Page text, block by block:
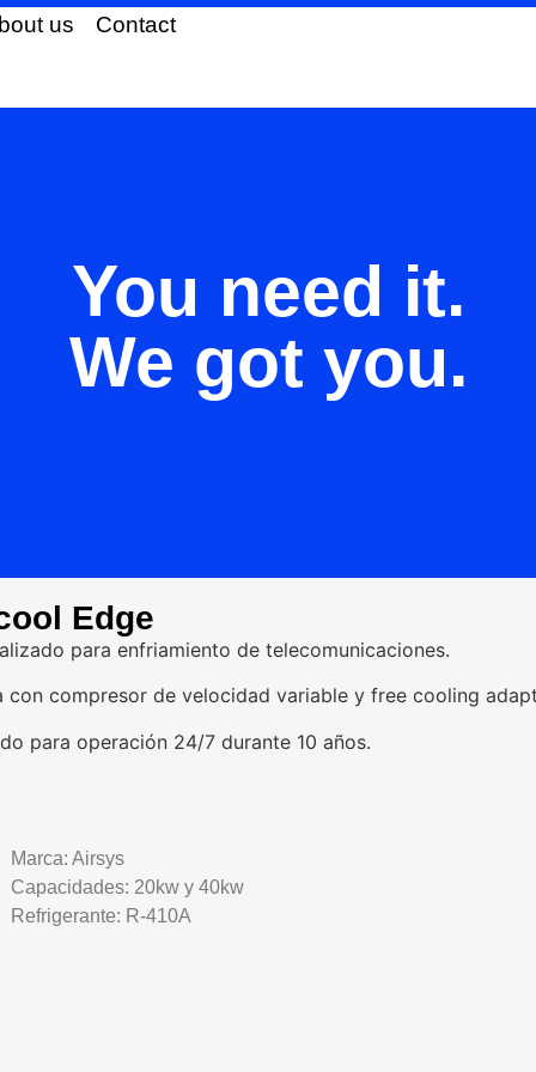
us Contact
You need it.
We got you.
Edge
para enfriamiento de telecomunicaciones.
con compresor de velocidad variable y free cooling
para operación 24/7 durante 10 años.
Marca: Airsys
Capacidades: 20kw y 40kw
Refrigerante: R-410A